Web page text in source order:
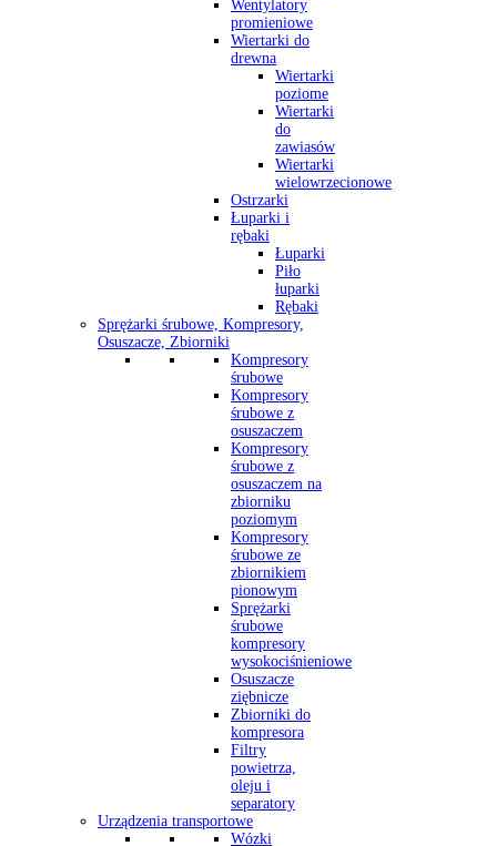
Wentylatory
promieniowe
Wiertarki do
drewna
Wiertarki
poziome
Wiertarki
do
zawiasów
Wiertarki
wielowrzecionowe
Ostrzarki
Łuparki i
rębaki
Łuparki
Piło
łuparki
Rębaki
Sprężarki śrubowe, Kompresory,
Osuszacze, Zbiorniki
Kompresory
śrubowe
Kompresory
śrubowe z
osuszaczem
Kompresory
śrubowe z
osuszaczem na
zbiorniku
poziomym
Kompresory
śrubowe ze
zbiornikiem
pionowym
Sprężarki
śrubowe
kompresory
wysokociśnieniowe
Osuszacze
ziębnicze
Zbiorniki do
kompresora
Filtry
powietrza,
oleju i
separatory
Urządzenia transportowe
Wózki